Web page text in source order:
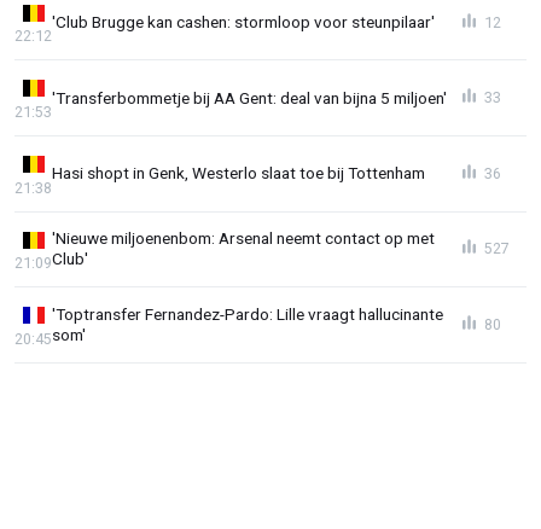
'Club Brugge kan cashen: stormloop voor steunpilaar'
22:12
12
'Transferbommetje bij AA Gent: deal van bijna 5 miljoen'
21:53
33
Hasi shopt in Genk, Westerlo slaat toe bij Tottenham
21:38
36
'Nieuwe miljoenenbom: Arsenal neemt contact op met
Club'
21:09
527
'Toptransfer Fernandez-Pardo: Lille vraagt hallucinante
som'
20:45
80